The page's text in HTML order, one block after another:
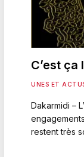
C’est ça
UNES ET
Dakarmidi –
restent très